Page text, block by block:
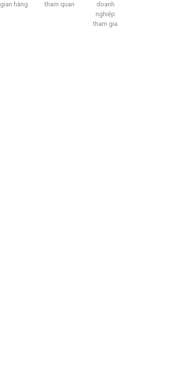
gian hàng
tham quan
doanh
nghiệp
tham gia